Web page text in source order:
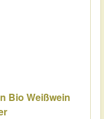
Bio Weißwein